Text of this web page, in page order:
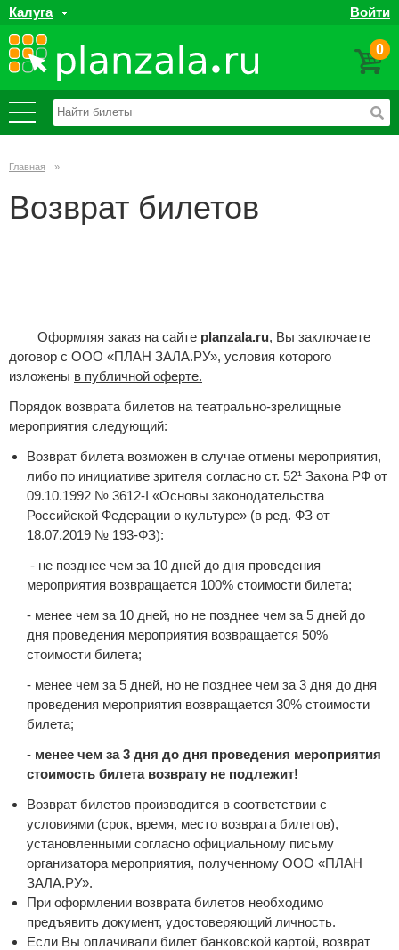
Калуга Войти
0
Главная »
Возврат билетов
Оформляя заказ на сайте planzala.ru, Вы заключаете
договор с ООО «ПЛАН ЗАЛА.РУ», условия которого
изложены в публичной оферте.
Порядок возврата билетов на театрально-зрелищные
мероприятия следующий:
Возврат билета возможен в случае отмены мероприятия,
либо по инициативе зрителя согласно ст. 52¹ Закона РФ от
09.10.1992 № 3612-I «Основы законодательства
Российской Федерации о культуре» (в ред. ФЗ от
18.07.2019 № 193-ФЗ):
- не позднее чем за 10 дней до дня проведения
мероприятия возвращается 100% стоимости билета;
- менее чем за 10 дней, но не позднее чем за 5 дней до
дня проведения мероприятия возвращается 50%
стоимости билета;
- менее чем за 5 дней, но не позднее чем за 3 дня до дня
проведения мероприятия возвращается 30% стоимости
билета;
- менее чем за 3 дня до дня проведения мероприятия
стоимость билета возврату не подлежит!
Возврат билетов производится в соответствии с
условиями (срок, время, место возврата билетов),
установленными согласно официальному письму
организатора мероприятия, полученному ООО «ПЛАН
ЗАЛА.РУ».
При оформлении возврата билетов необходимо
предъявить документ, удостоверяющий личность.
Если Вы оплачивали билет банковской картой, возврат